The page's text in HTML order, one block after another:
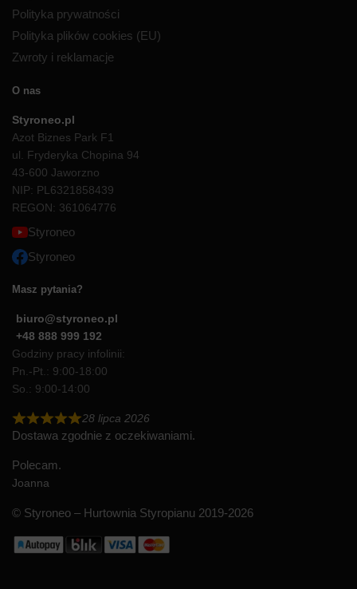
Polityka prywatności
Polityka plików cookies (EU)
Zwroty i reklamacje
O nas
Styroneo.pl
Azot Biznes Park F1
ul. Fryderyka Chopina 94
43-600 Jaworzno
NIP: PL6321858439
REGON: 361064776
Styroneo
Styroneo
Masz pytania?
biuro@styroneo.pl
+48 888 999 192
Godziny pracy infolinii:
Pn.-Pt.: 9:00-18:00
So.: 9:00-14:00
28 lipca 2026
Dostawa zgodnie z oczekiwaniami.
Polecam.
Joanna
© Styroneo – Hurtownia Styropianu 2019-2026